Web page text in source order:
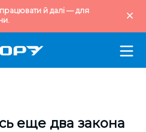
й далі — для
еще два закона